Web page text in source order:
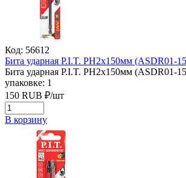
Код: 56612
Бита ударная P.I.T. PH2x150мм (ASDR01-
Бита ударная P.I.T. PH2x150мм (ASDR01-
упаковке: 1
150 RUB ₽/шт
В корзину